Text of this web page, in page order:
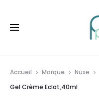
Accueil Marque Nuxe
Gel Crème Eclat,40ml